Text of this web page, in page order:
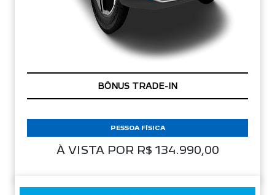
COM SEU USADO NA TROCA
À VISTA POR R$ 134.990,00
PESSOA FÍSICA